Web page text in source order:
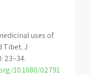
uses of
Tibet. J
23–34.
10.1080/02791